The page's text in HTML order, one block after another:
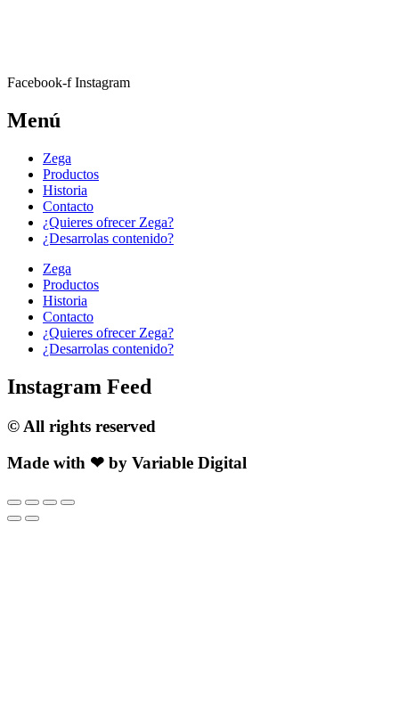
Facebook-f Instagram
Menú
Zega
Productos
Historia
Contacto
¿Quieres ofrecer Zega?
¿Desarrolas contenido?
Zega
Productos
Historia
Contacto
¿Quieres ofrecer Zega?
¿Desarrolas contenido?
Instagram Feed
© All rights reserved
Made with ❤ by Variable Digital